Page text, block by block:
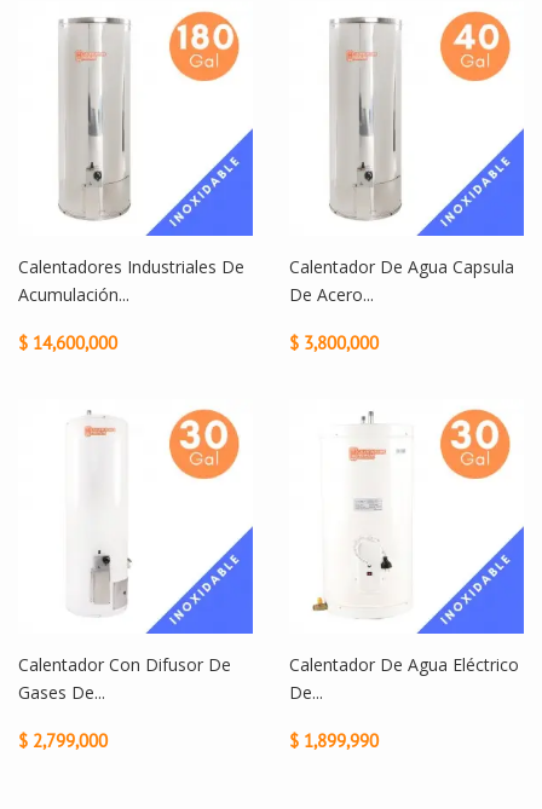
Calentadores Industriales De
Acumulación...
$ 14,600,000
Calentador De Agua Capsula
De Acero...
$ 3,800,000
Calentador Con Difusor De
Gases De...
$ 2,799,000
Calentador De Agua Eléctrico
De...
$ 1,899,990